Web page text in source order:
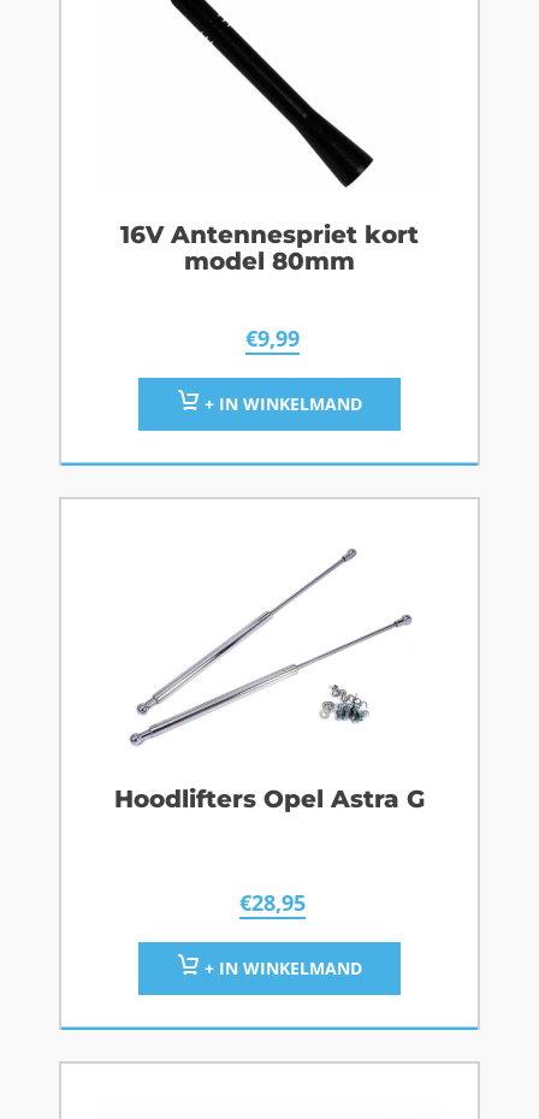
16V Antennespriet kort
model 80mm
€9,99
+ IN WINKELMAND
Hoodlifters Opel Astra G
€28,95
+ IN WINKELMAND